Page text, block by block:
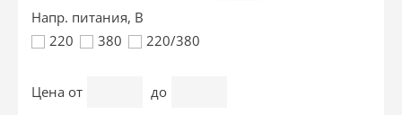
Напр. питания, В
220
380 220/380
Цена от
до